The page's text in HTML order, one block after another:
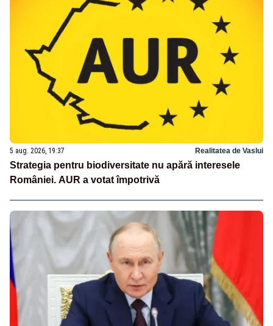
5 aug. 2026, 19:37 Realitatea de Vaslui
Strategia pentru biodiversitate nu apără interesele
României. AUR a votat împotrivă